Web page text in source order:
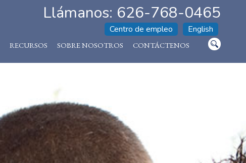
Centro de empleo English
Llámanos: 626-768-0465
RECURSOS SOBRE NOSOTROS CONTÁCTENOS